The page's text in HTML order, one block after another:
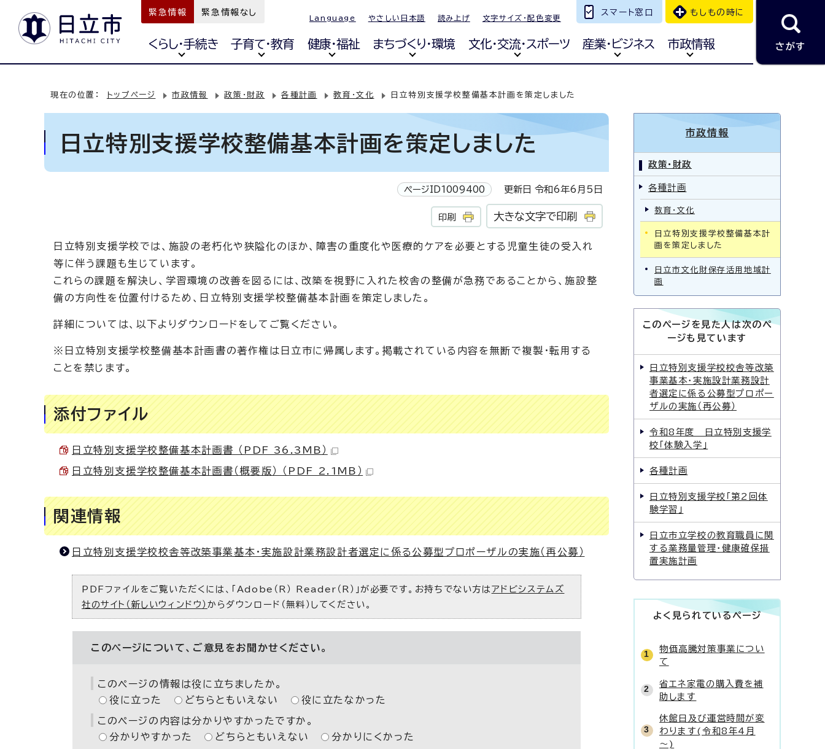
緊急情報 緊急情報なし
Language やさしい日本語 読み上げ 文字サイズ・配色変更
スマート窓口 もしもの時に
くらし・手続き 子育て・教育 健康・福祉 まちづくり・環境 文化・交流・スポーツ 産業・ビジネス 市政情報 さがす
現在の位置： トップページ 市政情報 政策・財政 各種計画 教育・文化 日立特別支援学校整備基本計画を策定しました
日立特別支援学校整備基本計画を策定しました
ページID1009400 更新日 令和6年6月5日
印刷 大きな文字で印刷
日立特別支援学校では、施設の老朽化や狭隘化のほか、障害の重度化や医療的ケアを必要とする児童生徒の受入れ
等に伴う課題も生じています。
これらの課題を解決し、学習環境の改善を図るには、改築を視野に入れた校舎の整備が急務であることから、施設整
備の方向性を位置付けるため、日立特別支援学校整備基本計画を策定しました。
詳細については、以下よりダウンロードをしてご覧ください。
※日立特別支援学校整備基本計画書の著作権は日立市に帰属します。掲載されている内容を無断で複製・転用する
ことを禁じます。
添付ファイル
日立特別支援学校整備基本計画書 （PDF 36.3MB）
日立特別支援学校整備基本計画書（概要版） （PDF 2.1MB）
関連情報
日立特別支援学校校舎等改築事業基本・実施設計業務設計者選定に係る公募型プロポーザルの実施（再公募）
PDFファイルをご覧いただくには、「Adobe（R） Reader（R）」が必要です。お持ちでない方は アドビシステムズ
社のサイト（新しいウィンドウ） からダウンロード（無料）してください。
このページについて、ご意見をお聞かせください。
このページの情報は役に立ちましたか。
役に立った
どちらともいえない 役に立たなかった
このページの内容は分かりやすかったですか。
分かりやすかった
どちらともいえない 分かりにくかった
市政情報
政策・財政
各種計画
教育・文化
日立特別支援学校整備基本計
画を策定しました
日立市文化財保存活用地域計
画
このページを見た人は次のペ
ージも見ています
日立特別支援学校校舎等改築
事業基本・実施設計業務設計
者選定に係る公募型プロポー
ザルの実施（再公募）
令和8年度 日立特別支援学
校「体験入学」
各種計画
日立特別支援学校「第2回体
験学習」
日立市立学校の教育職員に関
する業務量管理・健康確保措
置実施計画
よく見られているページ
物価高騰対策事業につい
て
省エネ家電の購入費を補
助します
休館日及び運営時間が変
わります(令和8年4月
～)